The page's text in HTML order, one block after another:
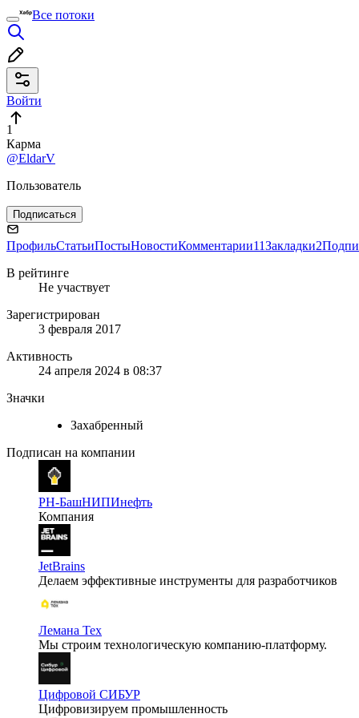
Все потоки
Войти
1
Карма
@EldarV
Пользователь
Подписаться
ПрофильСтатьиПостыНовостиКомментарии11Закладки2
В рейтинге
Не участвует
Зарегистрирован
3 февраля 2017
Активность
24 апреля 2024 в 08:37
Значки
Захабренный
Подписан на компании
РН-БашНИПИнефть
Компания
JetBrains
Делаем эффективные инструменты для разработчиков
Лемана Тех
Мы строим технологическую компанию-платформу.
Цифровой СИБУР
Цифровизируем промышленность